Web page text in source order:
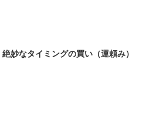
絶妙なタイミングの買い（運頼み）